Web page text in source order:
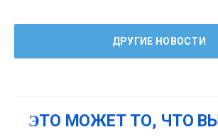
ДРУГИЕ НОВОСТИ
ЭТО МОЖЕТ ТО, ЧТО